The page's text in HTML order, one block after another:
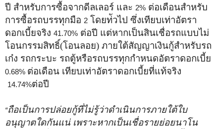
ปี สำหรับการซื้อจากดีลเลอร์ และ 2% ต่อเดือนสำหรับ
การซื้อรถบรรทุกมือ 2 โดยท่ัวไป ซึ่งเทียบเท่าอัตรา
ดอกเบี้ยจริง 41.70% ต่อปี แต่หากเป็นสินเชื่อรถแบบไม่
โอนกรรมสิทธิ์(โอนลอย) ภายใต้สัญญาเงินกู้สำหรับรถ
เก๋ง รถกระบะ รถตู้หรือรถบรรทุกกำหนดอัตราดอกเบี้ย
0.68% ต่อเดือน เทียบเท่าอัตราดอกเบี้ยที่แท้จริง
14.74%ต่อปี
“ถือเป็นการปล่อยกู้ที่ไม่รู้ว่าดำเนินการภายใต้ใบ
อนุญาตใดกันแน่ เพราะหากเป็นเชื่อรายย่อยนาโน